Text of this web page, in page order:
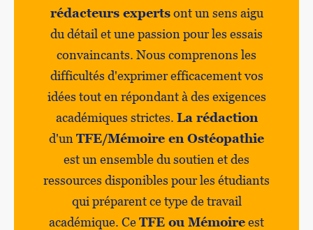
rédacteurs expertsont un sens aigu
du détail et une passion pour les essais
convaincants. Nous comprenons les
difficultés d'exprimer efficacement vos
idées tout en répondant à des exigences
académiques strictes. La rédaction
d'un TFE/Mémoire en Ostéopathie
est un ensemble du soutien et des
ressources disponibles pour les étudiants
qui préparent ce type de travail
académique. CeTFE ou Mémoireest